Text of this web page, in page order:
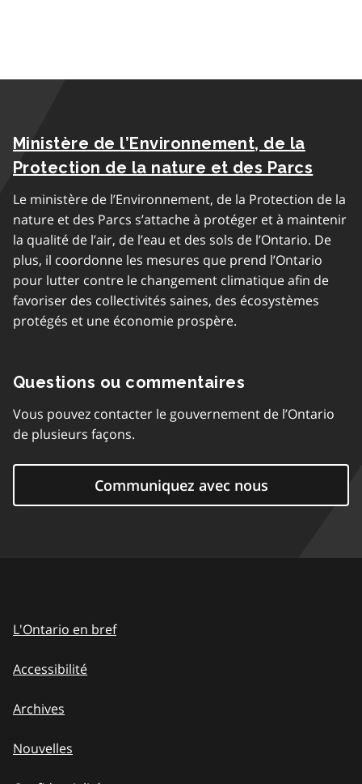
Ministère de l’Environnement, de la
Protection de la nature et des Parcs
Le ministère de l’Environnement, de la Protection de la
nature et des Parcs s’attache à protéger et à maintenir
la qualité de l’air, de l’eau et des sols de l’Ontario. De
plus, il coordonne les mesures que prend l’Ontario
pour lutter contre le changement climatique afin de
favoriser des collectivités saines, des écosystèmes
protégés et une économie prospère.
Questions ou commentaires
Vous pouvez contacter le gouvernement de l’Ontario
de plusieurs façons.
Communiquez avec nous
L'Ontario en bref
Accessibilité
Archives
Nouvelles